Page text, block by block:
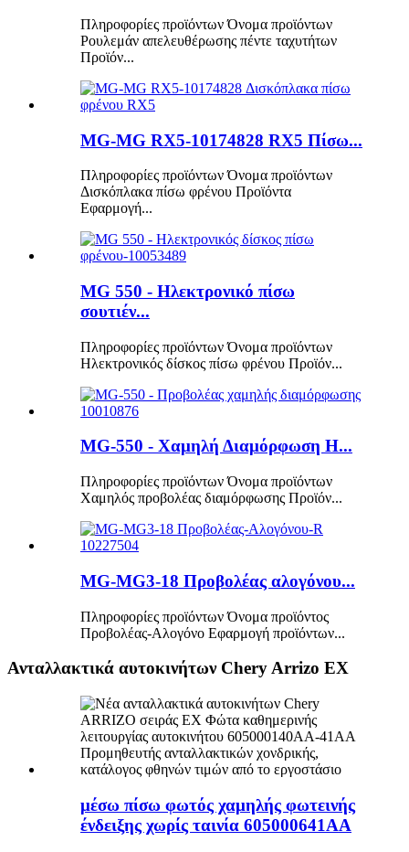
Πληροφορίες προϊόντων Όνομα προϊόντων
Ρουλεμάν απελευθέρωσης πέντε ταχυτήτων
Προϊόν...
MG-MG RX5-10174828 RX5 Πίσω...
Πληροφορίες προϊόντων Όνομα προϊόντων
Δισκόπλακα πίσω φρένου Προϊόντα
Εφαρμογή...
MG 550 - Ηλεκτρονικό πίσω
σουτιέν...
Πληροφορίες προϊόντων Όνομα προϊόντων
Ηλεκτρονικός δίσκος πίσω φρένου Προϊόν...
MG-550 - Χαμηλή Διαμόρφωση H...
Πληροφορίες προϊόντων Όνομα προϊόντων
Χαμηλός προβολέας διαμόρφωσης Προϊόν...
MG-MG3-18 Προβολέας αλογόνου...
Πληροφορίες προϊόντων Όνομα προϊόντος
Προβολέας-Αλογόνο Εφαρμογή προϊόντων...
Ανταλλακτικά αυτοκινήτων Chery Arrizo EX
μέσω πίσω φωτός χαμηλής φωτεινής
ένδειξης χωρίς ταινία 605000641AA